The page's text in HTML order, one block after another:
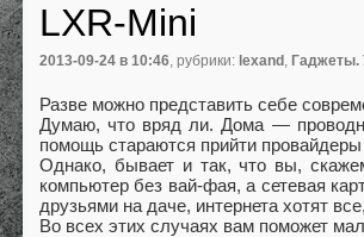
LXR-Mini
2013-09-24 в 10:46, рубрики: lexand , Гаджеты.
Разве можно представить себе
Думаю, что вряд ли. Дома —
помощь стараются прийти
Однако, бывает и так, что вы,
компьютер без вай-фая, а сетевая
друзьями на даче, интернета хотят
Во всех этих случаях вам поможет